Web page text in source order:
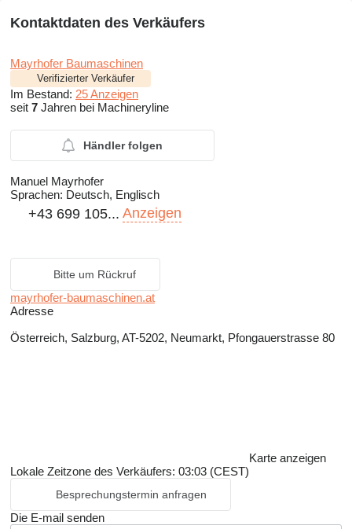
Kontaktdaten des Verkäufers
Mayrhofer Baumaschinen
Verifizierter Verkäufer
Im Bestand: 25 Anzeigen
seit 7 Jahren bei Machineryline
Händler folgen
Manuel Mayrhofer
Sprachen: Deutsch, Englisch
+43 699 105... Anzeigen
Bitte um Rückruf
mayrhofer-baumaschinen.at
Adresse
Österreich, Salzburg, AT-5202, Neumarkt, Pfongauerstrasse 80
Karte anzeigen
Lokale Zeitzone des Verkäufers: 03:03 (CEST)
Besprechungstermin anfragen
Die E-mail senden